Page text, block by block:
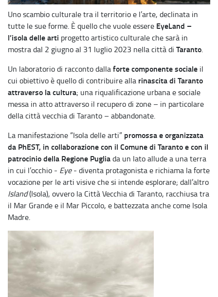
Uno scambio culturale tra il territorio e l’arte, declinata in
tutte le sue forme. È quello che vuole essere EyeLand –
l’isola delle arti progetto artistico culturale che sarà in
mostra dal 2 giugno al 31 luglio 2023 nella città di Taranto.
Un laboratorio di racconto dallaforte componente sociale il
cui obiettivo è quello di contribuire alla rinascita di Taranto
attraverso la cultura; una riqualificazione urbana e sociale
messa in atto attraverso il recupero di zone – in particolare
della città vecchia di Taranto – abbandonate.
​​​​​La manifestazione “Isola delle arti” promossa e organizzata
da PhEST, in collaborazione con il Comune di Taranto e con il
patrocinio della Regione Pugliada un lato allude a una terra
in cui l’occhio - Eye- diventa protagonista e richiama la forte
vocazione per le arti visive che si intende esplorare; dall’altro
Island(Isola), ovvero la Città Vecchia di Taranto, racchiusa tra
il Mar Grande e il Mar Piccolo, e battezzata anche come Isola
Madre.